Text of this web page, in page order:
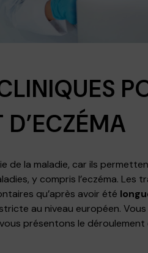
de la maladie, car ils
y compris l’eczéma.
qu’après avoir été
au niveau européen.
présentons le